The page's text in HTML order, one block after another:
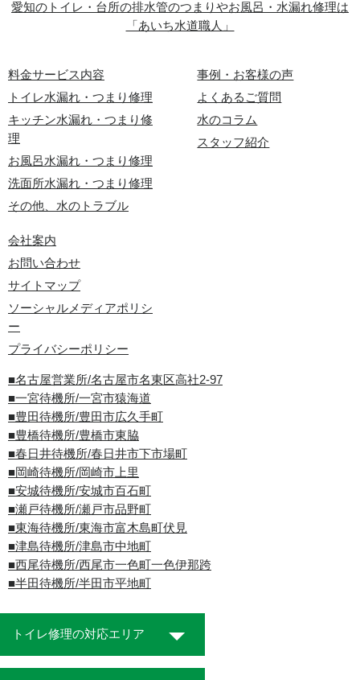
愛知のトイレ・台所の排水管のつまりやお風呂・水漏れ修理は
「あいち水道職人」
料金サービス内容
トイレ水漏れ・つまり修理
キッチン水漏れ・つまり修
理
お風呂水漏れ・つまり修理
洗面所水漏れ・つまり修理
その他、水のトラブル
事例・お客様の声
よくあるご質問
水のコラム
スタッフ紹介
会社案内
お問い合わせ
サイトマップ
ソーシャルメディアポリシ
ー
プライバシーポリシー
■名古屋営業所/名古屋市名東区高社2-97
■一宮待機所/一宮市猿海道
■豊田待機所/豊田市広久手町
■豊橋待機所/豊橋市東脇
■春日井待機所/春日井市下市場町
■岡崎待機所/岡崎市上里
■安城待機所/安城市百石町
■瀬戸待機所/瀬戸市品野町
■東海待機所/東海市富木島町伏見
■津島待機所/津島市中地町
■西尾待機所/西尾市一色町一色伊那跨
■半田待機所/半田市平地町
トイレ修理の対応エリア